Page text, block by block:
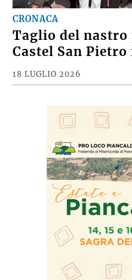
CRONACA
Taglio del nastro
Castel San
18 LUGLIO 2026